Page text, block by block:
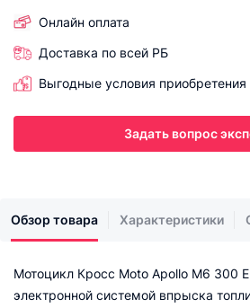
Онлайн оплата
Доставка по всей РБ
Выгодные условия приобретения
Задать вопрос
Обзор товара Характеристики
Мотоцикл Кросс Moto Apollo M6 300
электронной системой впрыска